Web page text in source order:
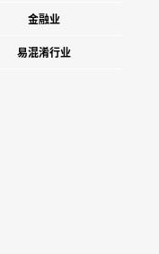
金融业
易混淆行业